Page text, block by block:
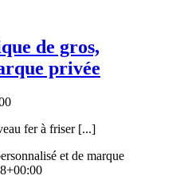
de gros,
privée
fer à friser [...]
et de marque